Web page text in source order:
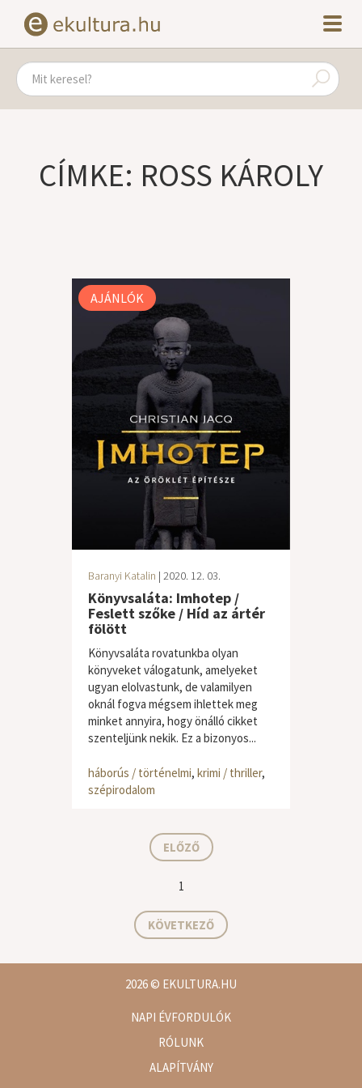
CÍMKE: ROSS KÁROLY
AJÁNLÓK
Baranyi Katalin | 2020. 12. 03.
Könyvsaláta: Imhotep /
Feslett szőke / Híd az ártér
fölött
Könyvsaláta rovatunkba olyan
könyveket válogatunk, amelyeket
ugyan elolvastunk, de valamilyen
oknál fogva mégsem ihlettek meg
minket annyira, hogy önálló cikket
szenteljünk nekik. Ez a bizonyos...
háborús / történelmi, krimi / thriller,
szépirodalom
ELŐZŐ
1
KÖVETKEZŐ
2026© EKULTURA.HU
NAPI ÉVFORDULÓK
RÓLUNK
ALAPÍTVÁNY